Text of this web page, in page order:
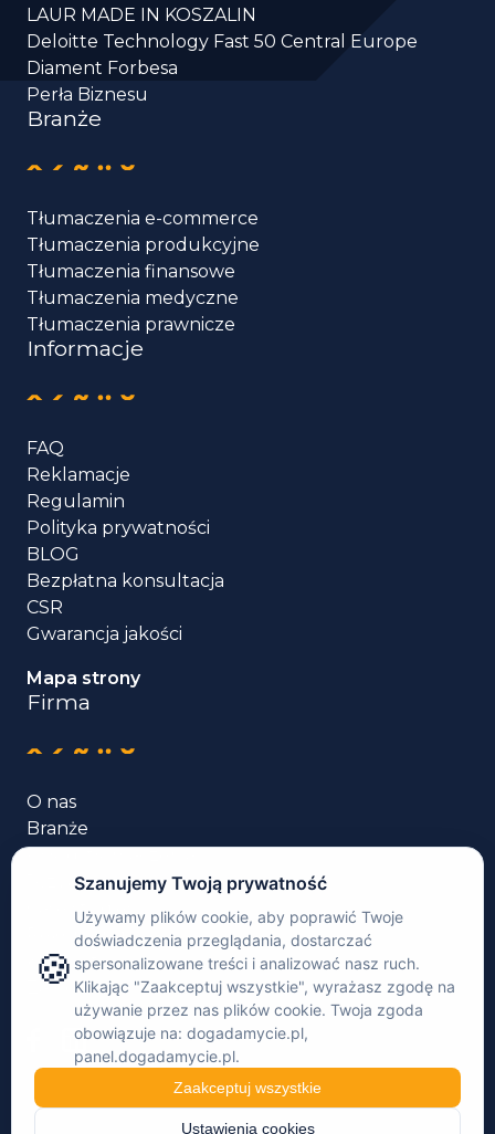
LAUR MADE IN KOSZALIN
Deloitte Technology Fast 50 Central Europe
Diament Forbesa
Perła Biznesu
Branże
Tłumaczenia e-commerce
Tłumaczenia produkcyjne
Tłumaczenia finansowe
Tłumaczenia medyczne
Tłumaczenia prawnicze
Informacje
FAQ
Reklamacje
Regulamin
Polityka prywatności
BLOG
Bezpłatna konsultacja
CSR
Gwarancja jakości
Mapa strony
Firma
O nas
Branże
Usługi tłumaczenia
Języki
Case studies
Rekomendacje
Kontakt
Zaloguj się